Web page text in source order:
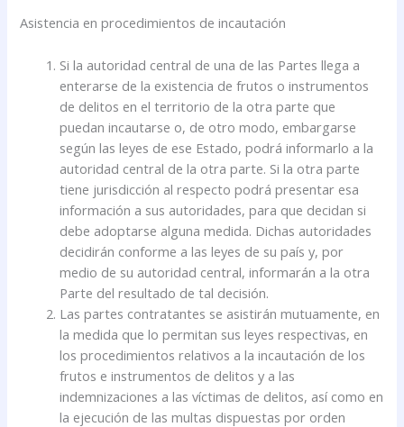
Asistencia en procedimientos de incautación
Si la autoridad central de una de las Partes llega a
enterarse de la existencia de frutos o instrumentos
de delitos en el territorio de la otra parte que
puedan incautarse o, de otro modo, embargarse
según las leyes de ese Estado, podrá informarlo a la
autoridad central de la otra parte. Si la otra parte
tiene jurisdicción al respecto podrá presentar esa
información a sus autoridades, para que decidan si
debe adoptarse alguna medida. Dichas autoridades
decidirán conforme a las leyes de su país y, por
medio de su autoridad central, informarán a la otra
Parte del resultado de tal decisión.
Las partes contratantes se asistirán mutuamente, en
la medida que lo permitan sus leyes respectivas, en
los procedimientos relativos a la incautación de los
frutos e instrumentos de delitos y a las
indemnizaciones a las víctimas de delitos, así como en
la ejecución de las multas dispuestas por orden